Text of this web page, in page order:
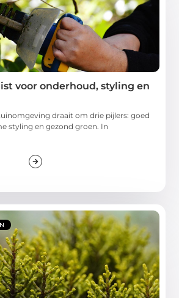
voor onderhoud, styling en
draait om drie pijlers: goed
styling en gezond groen. In